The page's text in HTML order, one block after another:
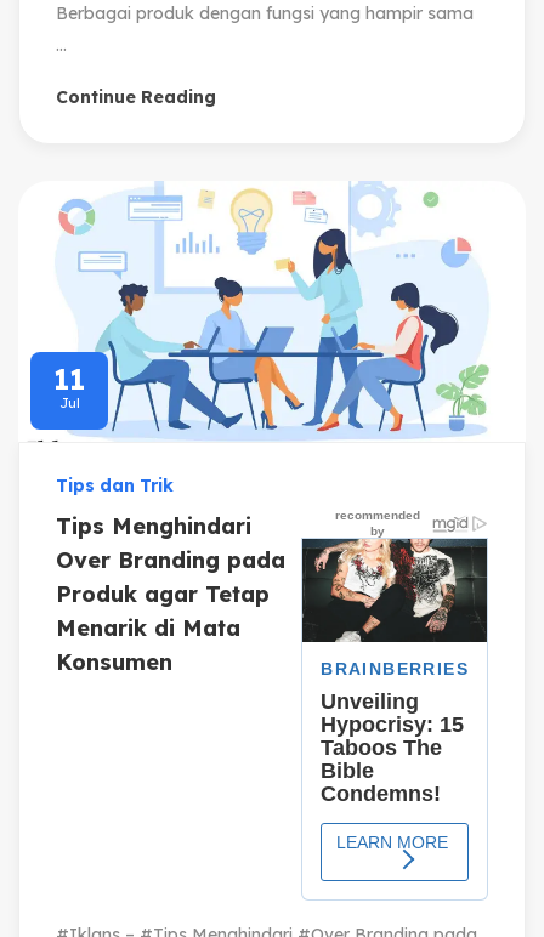
Berbagai produk dengan fungsi yang hampir sama
...
Continue Reading
11
Jul
Tips dan Trik
Tips Menghindari
Over Branding pada
Produk agar Tetap
Menarik di Mata
Konsumen